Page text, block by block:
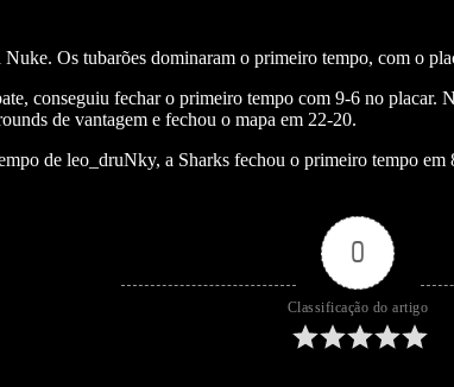
Os tubarões dominaram o primeiro tempo, com o
conseguiu fechar o primeiro tempo com 9-6 no
de vantagem e fechou o mapa em 22-20.
de leo_druNky, a Sharks fechou o primeiro tempo
0
Classificação do artigo